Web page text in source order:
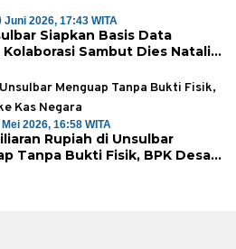
Juni 2026, 17:43 WITA
Siapkan Basis Data
Sambut Dies Natalis
2026, 16:58 WITA
Rupiah di Unsulbar
Tanpa Bukti Fisik, BPK Desak